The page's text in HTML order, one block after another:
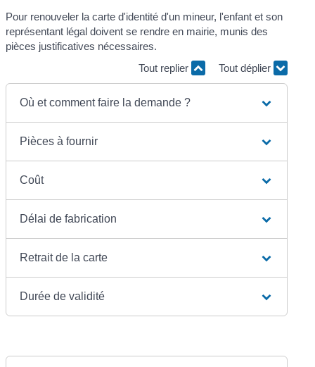
Pour renouveler la carte d'identité d'un mineur, l'enfant et son
représentant légal doivent se rendre en mairie, munis des
pièces justificatives nécessaires.
Tout replier
Tout déplier
Où et comment faire la demande ?
Pièces à fournir
Coût
Délai de fabrication
Retrait de la carte
Durée de validité